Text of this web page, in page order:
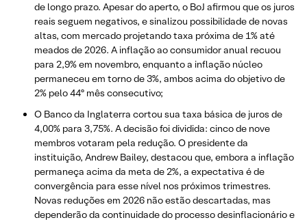
de longo prazo. Apesar do aperto, o BoJ afirmou que os juros
reais seguem negativos, e sinalizou possibilidade de novas
altas, com mercado projetando taxa próxima de 1% até
meados de 2026. A inflação ao consumidor anual recuou
para 2,9% em novembro, enquanto a inflação núcleo
permaneceu em torno de 3%, ambos acima do objetivo de
2% pelo 44º mês consecutivo;
O Banco da Inglaterra cortou sua taxa básica de juros de
4,00% para 3,75%. A decisão foi dividida: cinco de nove
membros votaram pela redução. O presidente da
instituição, Andrew Bailey, destacou que, embora a inflação
permaneça acima da meta de 2%, a expectativa é de
convergência para esse nível nos próximos trimestres.
Novas reduções em 2026 não estão descartadas, mas
dependerão da continuidade do processo desinflacionário e